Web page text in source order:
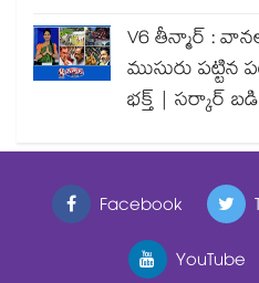
V6 తీన్మార్ :
ముసురు
భక్త్ | సర్కార్
Facebook
YouTube